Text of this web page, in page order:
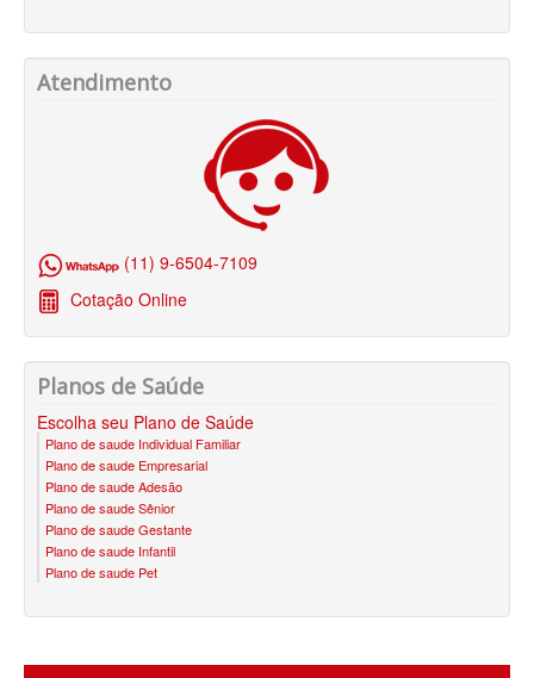
PLANO DE SAÚDE ONE HEALTH
PLANO DE SAÚDE PLENA
PLANO DE SAÚDE SÃO CRISTÓVÃO
PLANO DE SAÚDE SÃO MIGUEL
PLANO DE SAÚDE SANTA HELENA
PLANO DE SAÚDE SANTAMALIA
PLANO DE SAÚDE SOMPO
AMIL PLANO DE SAÚDE ADESÃO
BIO SAÚDE PLANO DE SAÚDE ADESÃO
BIOVIDA PLANO DE SAÚDE ADESÃO
BRADESCO PLANO DE SAÚDE ADESÃO
CLASSES PLANO DE SAÚDE ADESÃO
CRUZ AZUL PLANO DE SAÚDE ADESÃO
CUIDAR ME PLANO DE SAÚDE ADESÃO
GARANTIA GS PLANO DE SAÚDE ADESÃO
GOLDEN CROSS PLANO DE SAÚDE ADESÃO
GNDI PLANO DE SAÚDE ADESÃO
Atendimento
(11) 9-6504-7109
Cotação Online
Planos de Saúde
Escolha seu Plano de Saúde
Plano de saude Individual Familiar
Plano de saude Empresarial
Plano de saude Adesão
Plano de saude Sênior
Plano de saude Gestante
Plano de saude Infantil
Plano de saude Pet